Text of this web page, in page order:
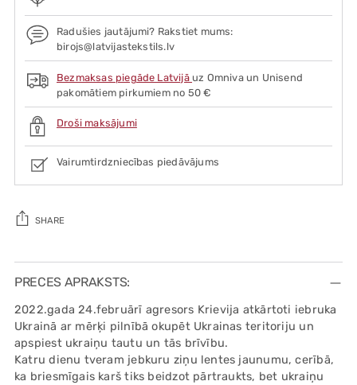
Radušies jautājumi? Rakstiet mums:
birojs@latvijastekstils.lv
Bezmaksas piegāde Latvijā uz Omniva un Unisend
pakomātiem pirkumiem no 50 €
Droši maksājumi
Vairumtirdzniecības piedāvājums
SHARE
Adding
product
your
cart
PRECES APRAKSTS:
2022.gada 24.februārī agresors Krievija atkārtoti iebruka
Ukrainā ar mērķi pilnībā okupēt Ukrainas teritoriju un
apspiest ukraiņu tautu un tās brīvību.
Katru dienu tveram jebkuru ziņu lentes jaunumu, cerībā,
ka briesmīgais karš tiks beidzot pārtraukts, bet ukraiņu